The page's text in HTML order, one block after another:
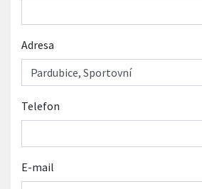
Adresa
Telefon
E-mail